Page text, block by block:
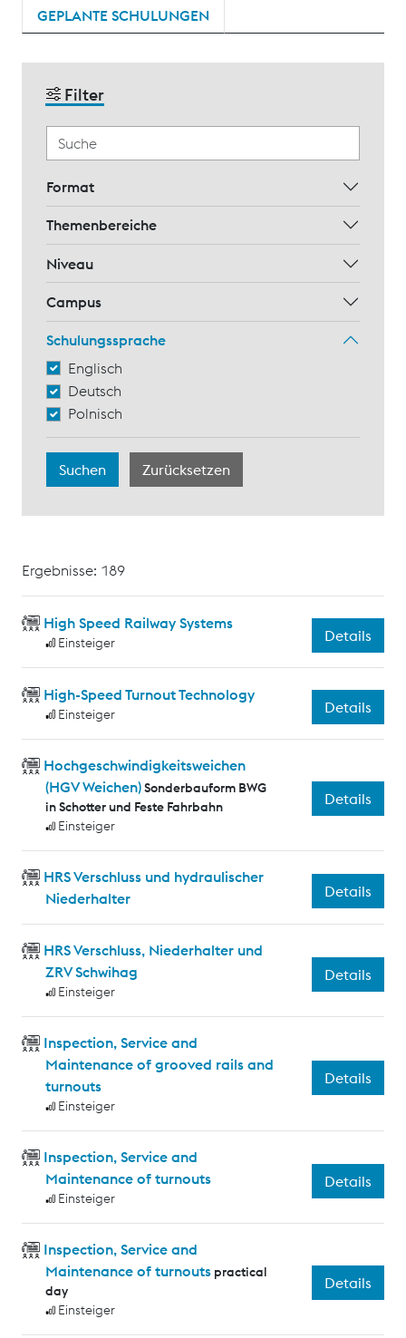
GEPLANTE SCHULUNGEN
Filter
Format
Themenbereiche
Niveau
Campus
Schulungssprache
Englisch
Deutsch
Polnisch
Ergebnisse: 189
High Speed Railway Systems
Einsteiger Details
High-Speed Turnout Technology
Einsteiger Details
Hochgeschwindigkeitsweichen
(HGV Weichen)Sonderbauform BWG
in Schotter und Feste Fahrbahn
Einsteiger
Details
HRS Verschluss und hydraulischer
Niederhalter
Details
HRS Verschluss, Niederhalter und
ZRV Schwihag
Einsteiger
Details
Inspection, Service and
Maintenance of grooved rails and
turnouts
Einsteiger
Details
Inspection, Service and
Maintenance of turnouts
Einsteiger
Details
Inspection, Service and
Maintenance of turnouts practical
day
Einsteiger
Details